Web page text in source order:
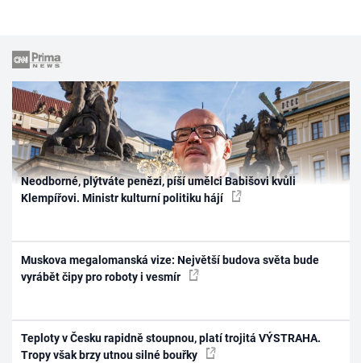
Neodborné, plýtváte penězi, píší umělci Babišovi kvůli
Klempířovi. Ministr kulturní politiku hájí
Muskova megalomanská vize: Největší budova světa bude
vyrábět čipy pro roboty i vesmír
Teploty v Česku rapidně stoupnou, platí trojitá VÝSTRAHA.
Tropy však brzy utnou silné bouřky